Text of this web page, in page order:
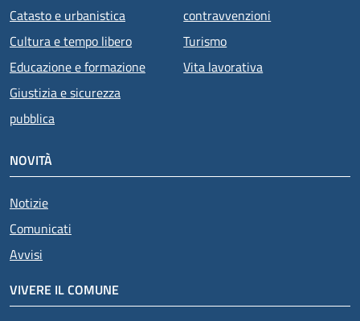
Catasto e urbanistica
Cultura e tempo libero
Educazione e formazione
Giustizia e sicurezza
pubblica
contravvenzioni
Turismo
Vita lavorativa
NOVITÀ
Notizie
Comunicati
Avvisi
VIVERE IL COMUNE